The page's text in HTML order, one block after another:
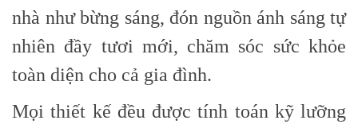
nhà như bừng sáng, đón nguồn ánh sáng tự
nhiên đầy tươi mới, chăm sóc sức khỏe
toàn diện cho cả gia đình.
Mọi thiết kế đều được tính toán kỹ lưỡng